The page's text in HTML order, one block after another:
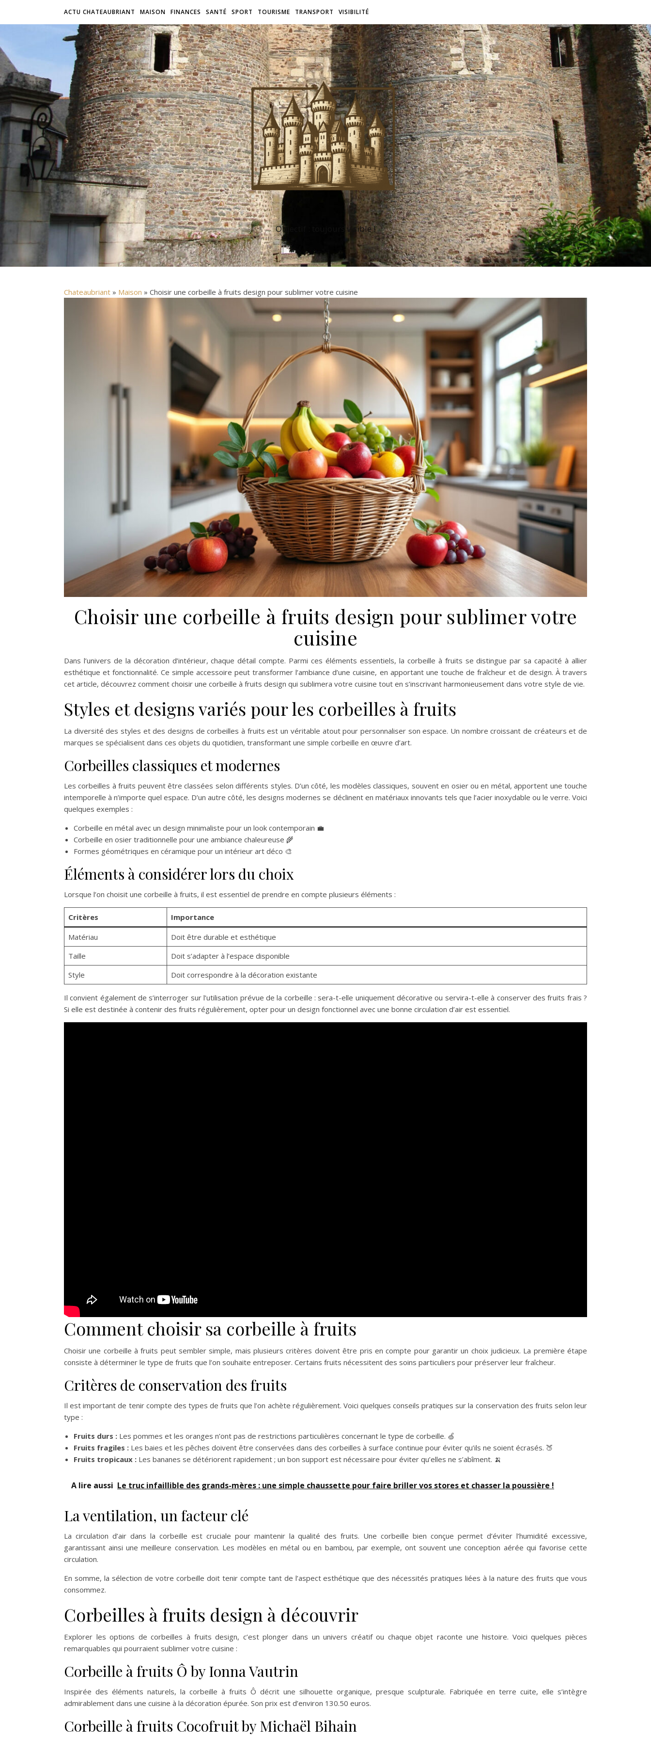
ACTU CHATEAUBRIANT MAISON FINANCES SANTÉ SPORT TOURISME TRANSPORT VISIBILITÉ
Objectif : toujours visible !
Chateaubriant » Maison » Choisir une corbeille à fruits design pour sublimer votre cuisine
Choisir une corbeille à fruits design pour sublimer votre
cuisine
Dans l’univers de la décoration d’intérieur, chaque détail compte. Parmi ces éléments essentiels, la corbeille à fruits se distingue par sa capacité à allier
esthétique et fonctionnalité. Ce simple accessoire peut transformer l’ambiance d’une cuisine, en apportant une touche de fraîcheur et de design. À travers
cet article, découvrez comment choisir une corbeille à fruits design qui sublimera votre cuisine tout en s’inscrivant harmonieusement dans votre style de vie.
Styles et designs variés pour les corbeilles à fruits
La diversité des styles et des designs de corbeilles à fruits est un véritable atout pour personnaliser son espace. Un nombre croissant de créateurs et de
marques se spécialisent dans ces objets du quotidien, transformant une simple corbeille en œuvre d’art.
Corbeilles classiques et modernes
Les corbeilles à fruits peuvent être classées selon différents styles. D’un côté, les modèles classiques, souvent en osier ou en métal, apportent une touche
intemporelle à n’importe quel espace. D’un autre côté, les designs modernes se déclinent en matériaux innovants tels que l’acier inoxydable ou le verre. Voici
quelques exemples :
Corbeille en métal avec un design minimaliste pour un look contemporain 💼
Corbeille en osier traditionnelle pour une ambiance chaleureuse 🌾
Formes géométriques en céramique pour un intérieur art déco 🎨
Éléments à considérer lors du choix
Lorsque l’on choisit une corbeille à fruits, il est essentiel de prendre en compte plusieurs éléments :
Critères Importance
Matériau
Doit être durable et esthétique
Taille
Doit s’adapter à l’espace disponible
Style
Doit correspondre à la décoration existante
Il convient également de s’interroger sur l’utilisation prévue de la corbeille : sera-t-elle uniquement décorative ou servira-t-elle à conserver des fruits frais ?
Si elle est destinée à contenir des fruits régulièrement, opter pour un design fonctionnel avec une bonne circulation d’air est essentiel.
Comment choisir sa corbeille à fruits
Choisir une corbeille à fruits peut sembler simple, mais plusieurs critères doivent être pris en compte pour garantir un choix judicieux. La première étape
consiste à déterminer le type de fruits que l’on souhaite entreposer. Certains fruits nécessitent des soins particuliers pour préserver leur fraîcheur.
Critères de conservation des fruits
Il est important de tenir compte des types de fruits que l’on achète régulièrement. Voici quelques conseils pratiques sur la conservation des fruits selon leur
type :
Fruits durs : Les pommes et les oranges n’ont pas de restrictions particulières concernant le type de corbeille. 🍏
Fruits fragiles : Les baies et les pêches doivent être conservées dans des corbeilles à surface continue pour éviter qu’ils ne soient écrasés. 🍑
Fruits tropicaux : Les bananes se détériorent rapidement ; un bon support est nécessaire pour éviter qu’elles ne s’abîment. 🍌
A lire aussi Le truc infaillible des grands-mères : une simple chaussette pour faire briller vos stores et chasser la poussière !
La ventilation, un facteur clé
La circulation d’air dans la corbeille est cruciale pour maintenir la qualité des fruits. Une corbeille bien conçue permet d’éviter l’humidité excessive,
garantissant ainsi une meilleure conservation. Les modèles en métal ou en bambou, par exemple, ont souvent une conception aérée qui favorise cette
circulation.
En somme, la sélection de votre corbeille doit tenir compte tant de l’aspect esthétique que des nécessités pratiques liées à la nature des fruits que vous
consommez.
Corbeilles à fruits design à découvrir
Explorer les options de corbeilles à fruits design, c’est plonger dans un univers créatif ou chaque objet raconte une histoire. Voici quelques pièces
remarquables qui pourraient sublimer votre cuisine :
Corbeille à fruits Ô by Ionna Vautrin
Inspirée des éléments naturels, la corbeille à fruits Ô décrit une silhouette organique, presque sculpturale. Fabriquée en terre cuite, elle s’intègre
admirablement dans une cuisine à la décoration épurée. Son prix est d’environ 130.50 euros.
Corbeille à fruits Cocofruit by Michaël Bihain